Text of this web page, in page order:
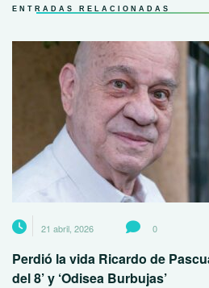
ENTRADAS RELACIONADAS
21 abril, 2026 0
Perdió la vida Ricardo de
del 8’ y ‘Odisea Burbujas’